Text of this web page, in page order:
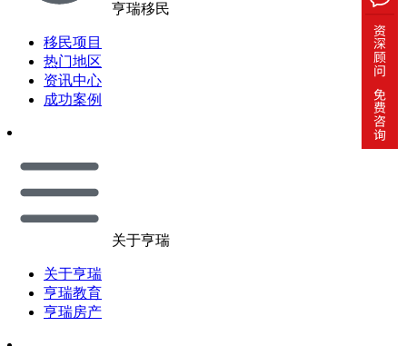
亨瑞移民
移民项目
热门地区
资讯中心
成功案例
关于亨瑞
关于亨瑞
亨瑞教育
亨瑞房产